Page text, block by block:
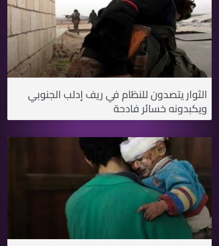
الثوار يتصدون للنظام في ريف إدلب الجنوبي
ويكبدونه خسائر فادحة